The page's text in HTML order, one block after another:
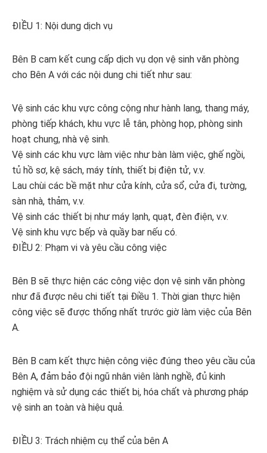
ĐIỀU 1: Nội dung dịch vụ
Bên B cam kết cung cấp dịch vụ dọn vệ sinh văn phòng
cho Bên A với các nội dung chi tiết như sau:
Vệ sinh các khu vực công cộng như hành lang, thang máy,
phòng tiếp khách, khu vực lễ tân, phòng họp, phòng sinh
hoạt chung, nhà vệ sinh.
Vệ sinh các khu vực làm việc như bàn làm việc, ghế ngồi,
tủ hồ sơ, kệ sách, máy tính, thiết bị điện tử, v.v.
Lau chùi các bề mặt như cửa kính, cửa sổ, cửa đi, tường,
sàn nhà, thảm, v.v.
Vệ sinh các thiết bị như máy lạnh, quạt, đèn điện, v.v.
Vệ sinh khu vực bếp và quầy bar nếu có.
ĐIỀU 2: Phạm vi và yêu cầu công việc
Bên B sẽ thực hiện các công việc dọn vệ sinh văn phòng
như đã được nêu chi tiết tại Điều 1. Thời gian thực hiện
công việc sẽ được thống nhất trước giờ làm việc của Bên
A.
Bên B cam kết thực hiện công việc đúng theo yêu cầu của
Bên A, đảm bảo đội ngũ nhân viên lành nghề, đủ kinh
nghiệm và sử dụng các thiết bị, hóa chất và phương pháp
vệ sinh an toàn và hiệu quả.
ĐIỀU 3: Trách nhiệm cụ thể của bên A